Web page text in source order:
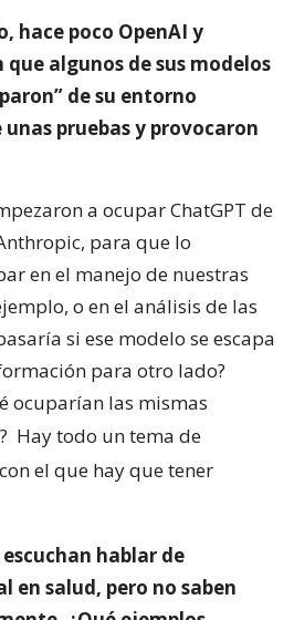
hace poco OpenAI y
algunos de sus modelos
de su entorno
pruebas y provocaron
a ocupar ChatGPT de
para que lo
en el manejo de nuestras
o en el análisis de las
si ese modelo se escapa
para otro lado?
ocuparían las mismas
Hay todo un tema de
el que hay que tener
hablar de
salud, pero no saben